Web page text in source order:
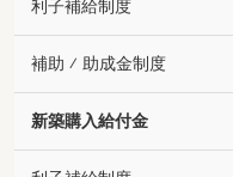
利子補給制度
補助 ⁄ 助成金制度
新築購入給付金